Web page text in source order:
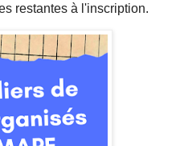
restantes à l'inscription.